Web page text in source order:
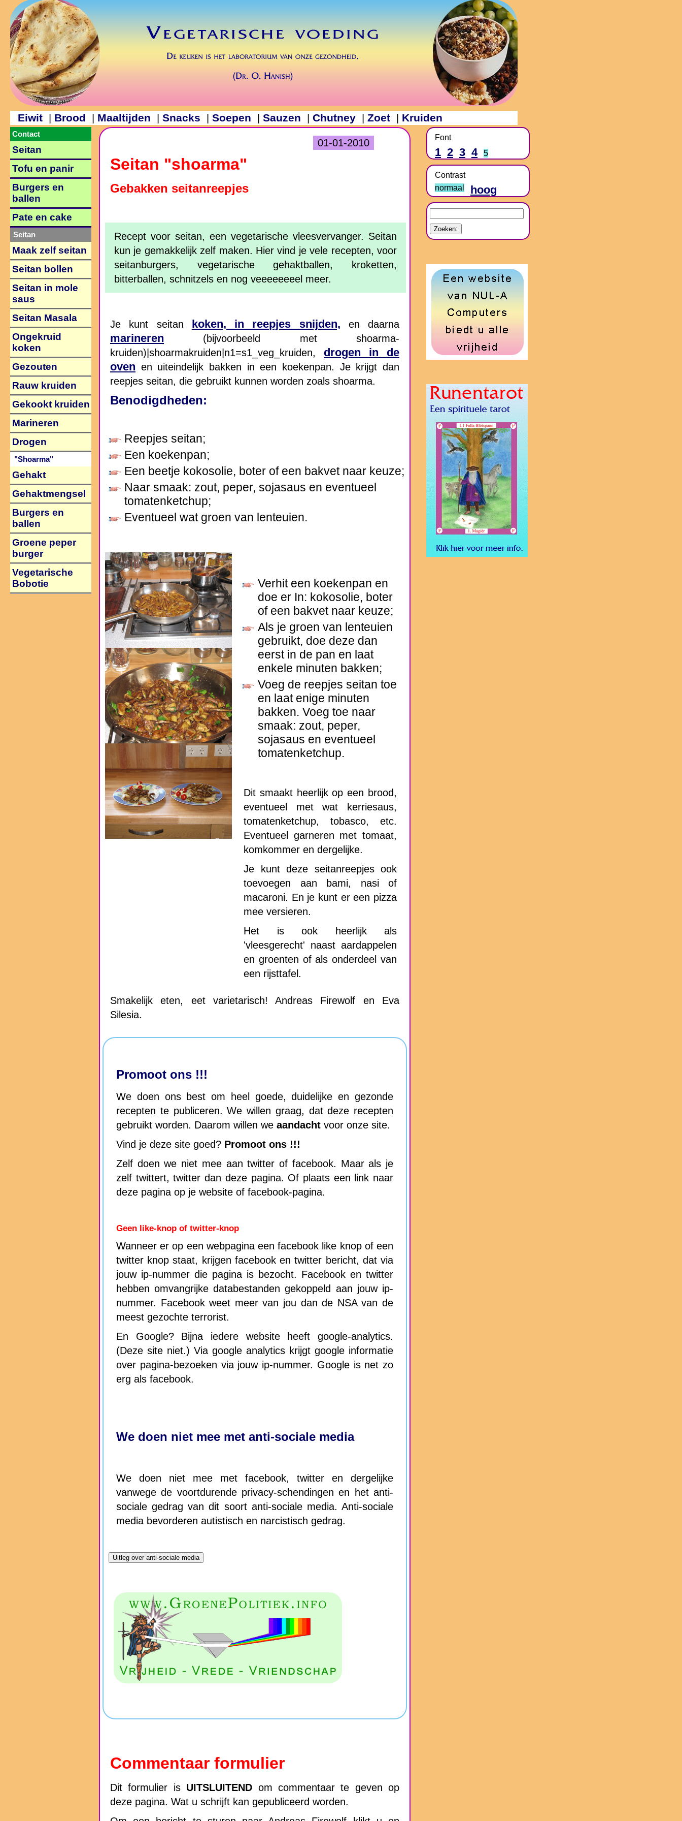
Eiwit Brood Maaltijden Snacks Soepen Sauzen Chutney Zoet Kruiden
01-01-2010
Seitan "shoarma"
Gebakken seitanreepjes
Recept voor seitan, een vegetarische vleesvervanger. Seitan
kun je gemakkelijk zelf maken. Hier vind je vele recepten, voor
seitanburgers, vegetarische gehaktballen, kroketten,
bitterballen, schnitzels en nog veeeeeeeel meer.
Je kunt seitan koken, in reepjes snijden, en daarna
marineren (bijvoorbeeld met shoarma-
kruiden)|shoarmakruiden|n1=s1_veg_kruiden, drogen in de
oven en uiteindelijk bakken in een koekenpan. Je krijgt dan
reepjes seitan, die gebruikt kunnen worden zoals shoarma.
Benodigdheden:
Reepjes seitan;
Een koekenpan;
Een beetje kokosolie, boter of een bakvet naar keuze;
Naar smaak: zout, peper, sojasaus en eventueel
tomatenketchup;
Eventueel wat groen van lenteuien.
Verhit een koekenpan en
doe er In: kokosolie, boter
of een bakvet naar keuze;
Als je groen van lenteuien
gebruikt, doe deze dan
eerst in de pan en laat
enkele minuten bakken;
Voeg de reepjes seitan toe
en laat enige minuten
bakken. Voeg toe naar
smaak: zout, peper,
sojasaus en eventueel
tomatenketchup.
Dit smaakt heerlijk op een brood,
eventueel met wat kerriesaus,
tomatenketchup, tobasco, etc.
Eventueel garneren met tomaat,
komkommer en dergelijke.
Je kunt deze seitanreepjes ook
toevoegen aan bami, nasi of
macaroni. En je kunt er een pizza
mee versieren.
Het is ook heerlijk als
'vleesgerecht' naast aardappelen
en groenten of als onderdeel van
een rijsttafel.
Smakelijk eten, eet varietarisch! Andreas Firewolf en Eva
Silesia.
Promoot ons !!!
We doen ons best om heel goede, duidelijke en gezonde
recepten te publiceren. We willen graag, dat deze recepten
gebruikt worden. Daarom willen we aandacht voor onze site.
Vind je deze site goed? Promoot ons !!!
Zelf doen we niet mee aan twitter of facebook. Maar als je
zelf twittert, twitter dan deze pagina. Of plaats een link naar
deze pagina op je website of facebook-pagina.
Geen like-knop of twitter-knop
Wanneer er op een webpagina een facebook like knop of een
twitter knop staat, krijgen facebook en twitter bericht, dat via
jouw ip-nummer die pagina is bezocht. Facebook en twitter
hebben omvangrijke databestanden gekoppeld aan jouw ip-
nummer. Facebook weet meer van jou dan de NSA van de
meest gezochte terrorist.
En Google? Bijna iedere website heeft google-analytics.
(Deze site niet.) Via google analytics krijgt google informatie
over pagina-bezoeken via jouw ip-nummer. Google is net zo
erg als facebook.
We doen niet mee met anti-sociale media
We doen niet mee met facebook, twitter en dergelijke
vanwege de voortdurende privacy-schendingen en het anti-
sociale gedrag van dit soort anti-sociale media. Anti-sociale
media bevorderen autistisch en narcistisch gedrag.
Commentaar formulier
Dit formulier is UITSLUITEND om commentaar te geven op
deze pagina. Wat u schrijft kan gepubliceerd worden.
Contact
Seitan
Tofu en panir
Burgers en
ballen
Pate en cake
Seitan
Maak zelf seitan
Seitan bollen
Seitan in mole
saus
Seitan Masala
Ongekruid
koken
Gezouten
Rauw kruiden
Gekookt kruiden
Marineren
Drogen
"Shoarma"
Gehakt
Gehaktmengsel
Burgers en
ballen
Groene peper
burger
Vegetarische
Bobotie
Font
1 2 3 4 5
Contrast
normaal
hoog